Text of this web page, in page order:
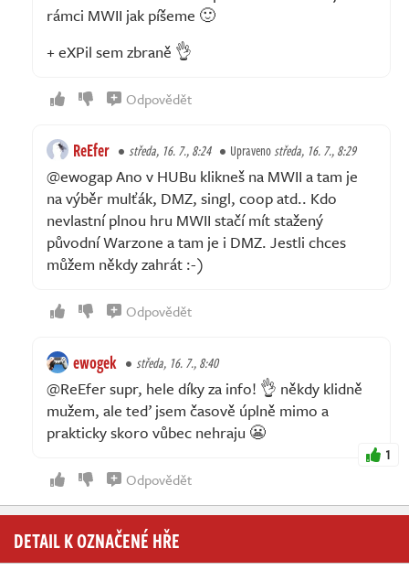
rámci MWII jak píšeme 🙂
+ eXPil sem zbraně 👌
Odpovědět
ReEfer středa, 16. 7., 8:24 Upravenostředa, 16. 7., 8:29
@ewogap Ano v HUBu klikneš na MWII a tam je
na výběr mulťák, DMZ, singl, coop atd.. Kdo
nevlastní plnou hru MWII stačí mít stažený
původní Warzone a tam je i DMZ. Jestli chces
můžem někdy zahrát :-)
Odpovědět
ewogek středa, 16. 7., 8:40
@ReEfer supr, hele díky za info! 👌 někdy klidně
mužem, ale teď jsem časově úplně mimo a
prakticky skoro vůbec nehraju 😬
1
Odpovědět
DETAIL K OZNAČENÉ HŘE